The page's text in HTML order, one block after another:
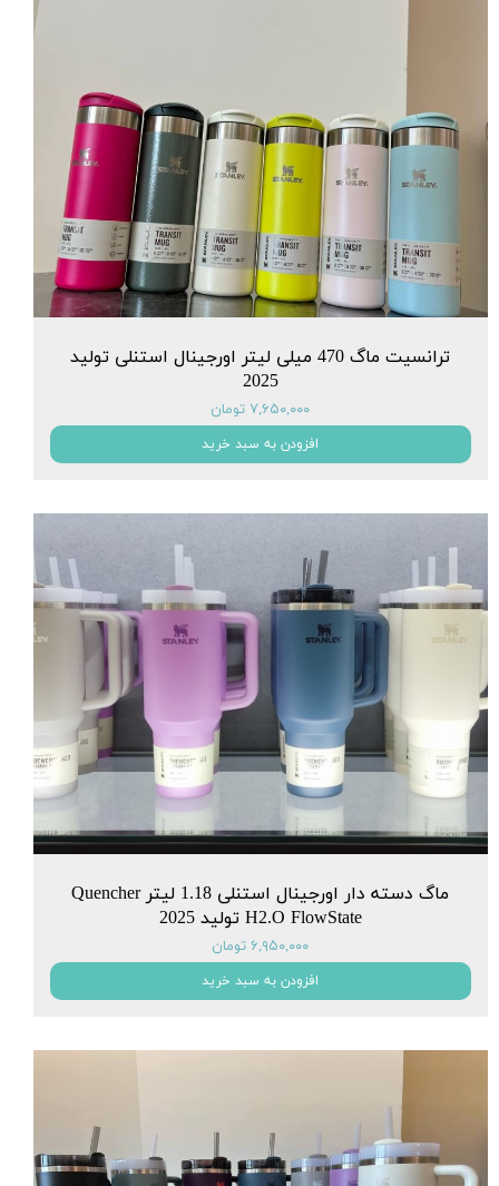
ترانسیت ماگ 470 میلی لیتر اورجینال استنلی تولید
2025
۷,۶۵۰,۰۰۰ تومان
افزودن به سبد خرید
ماگ دسته دار اورجینال استنلی 1.18 لیتر Quencher
H2.O FlowState تولید 2025
۶,۹۵۰,۰۰۰ تومان
افزودن به سبد خرید